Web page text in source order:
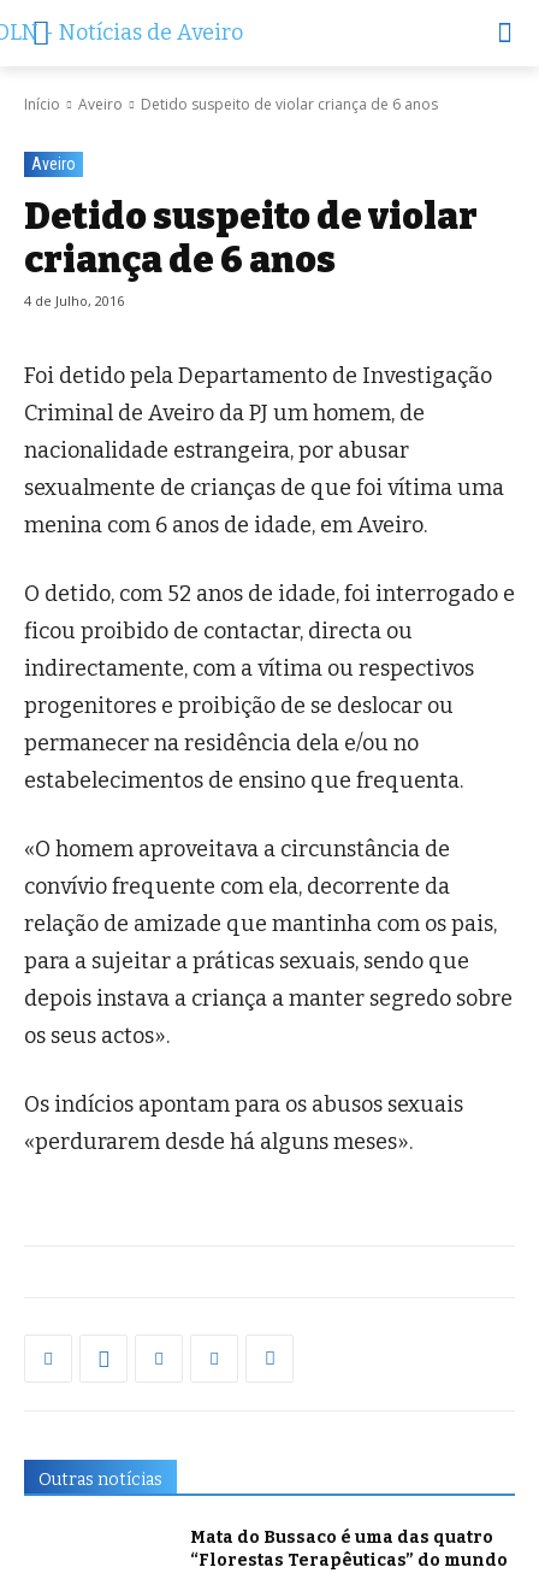
Início Aveiro Detido suspeito de violar criança de 6 anos
Aveiro
Detido suspeito de violar
criança de 6 anos
4 de Julho, 2016
Foi detido pela Departamento de Investigação
Criminal de Aveiro da PJ um homem, de
nacionalidade estrangeira, por abusar
sexualmente de crianças de que foi vítima uma
menina com 6 anos de idade, em Aveiro.
O detido, com 52 anos de idade, foi interrogado e
ficou proibido de contactar, directa ou
indirectamente, com a vítima ou respectivos
progenitores e proibição de se deslocar ou
permanecer na residência dela e/ou no
estabelecimentos de ensino que frequenta.
«O homem aproveitava a circunstância de
convívio frequente com ela, decorrente da
relação de amizade que mantinha com os pais,
para a sujeitar a práticas sexuais, sendo que
depois instava a criança a manter segredo sobre
os seus actos».
Os indícios apontam para os abusos sexuais
«perdurarem desde há alguns meses».
Outras notícias
Mata do Bussaco é uma das quatro
“Florestas Terapêuticas” do mundo